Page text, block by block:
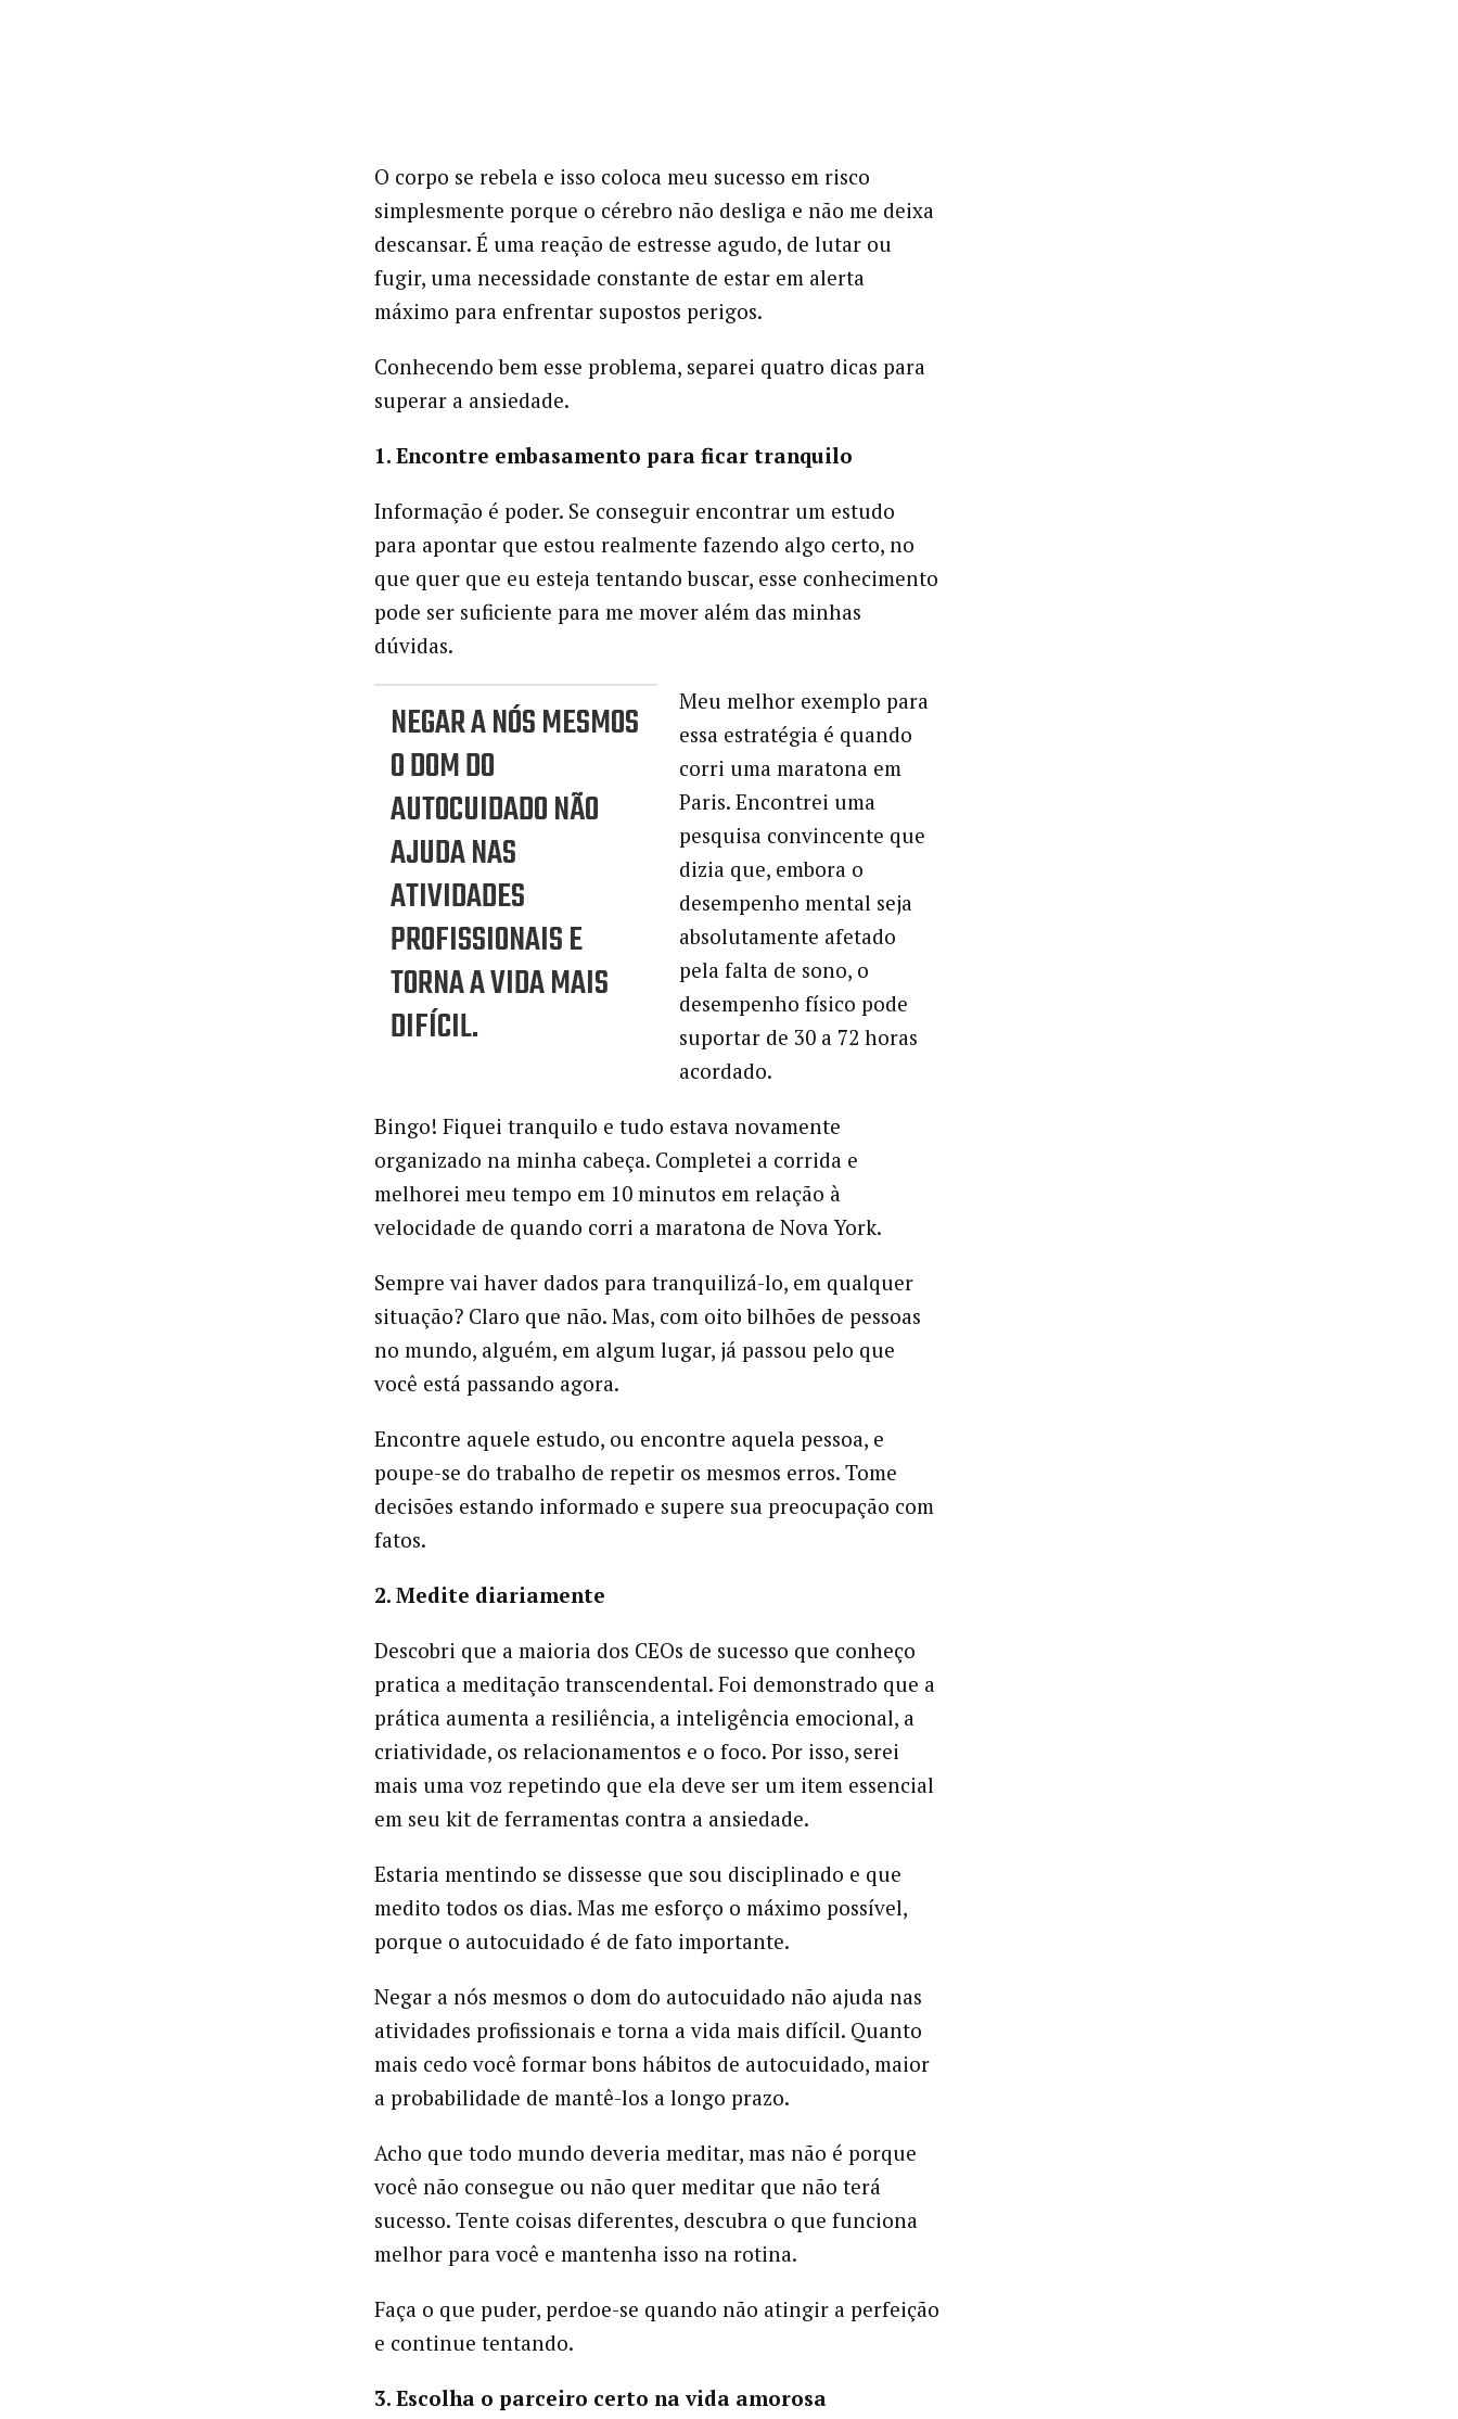
O corpo se rebela e isso coloca meu sucesso em risco
simplesmente porque o cérebro não desliga e não me deixa
descansar. É uma reação de estresse agudo, de lutar ou
fugir, uma necessidade constante de estar em alerta
máximo para enfrentar supostos perigos.
Conhecendo bem esse problema, separei quatro dicas para
superar a ansiedade.
1. Encontre embasamento para ficar tranquilo
Informação é poder. Se conseguir encontrar um estudo
para apontar que estou realmente fazendo algo certo, no
que quer que eu esteja tentando buscar, esse conhecimento
pode ser suficiente para me mover além das minhas
dúvidas.
NEGAR A NÓS MESMOS
O DOM DO
AUTOCUIDADO NÃO
AJUDA NAS
ATIVIDADES
PROFISSIONAIS E
TORNA A VIDA MAIS
DIFÍCIL.
Meu melhor exemplo para
essa estratégia é quando
corri uma maratona em
Paris. Encontrei uma
pesquisa convincente que
dizia que, embora o
desempenho mental seja
absolutamente afetado
pela falta de sono, o
desempenho físico pode
suportar de 30 a 72 horas
acordado.
Bingo! Fiquei tranquilo e tudo estava novamente
organizado na minha cabeça. Completei a corrida e
melhorei meu tempo em 10 minutos em relação à
velocidade de quando corri a maratona de Nova York.
Sempre vai haver dados para tranquilizá-lo, em qualquer
situação? Claro que não. Mas, com oito bilhões de pessoas
no mundo, alguém, em algum lugar, já passou pelo que
você está passando agora.
Encontre aquele estudo, ou encontre aquela pessoa, e
poupe-se do trabalho de repetir os mesmos erros. Tome
decisões estando informado e supere sua preocupação com
fatos.
2. Medite diariamente
Descobri que a maioria dos CEOs de sucesso que conheço
pratica a meditação transcendental. Foi demonstrado que a
prática aumenta a resiliência, a inteligência emocional, a
criatividade, os relacionamentos e o foco. Por isso, serei
mais uma voz repetindo que ela deve ser um item essencial
em seu kit de ferramentas contra a ansiedade.
Estaria mentindo se dissesse que sou disciplinado e que
medito todos os dias. Mas me esforço o máximo possível,
porque o autocuidado é de fato importante.
Negar a nós mesmos o dom do autocuidado não ajuda nas
atividades profissionais e torna a vida mais difícil. Quanto
mais cedo você formar bons hábitos de autocuidado, maior
a probabilidade de mantê-los a longo prazo.
Acho que todo mundo deveria meditar, mas não é porque
você não consegue ou não quer meditar que não terá
sucesso. Tente coisas diferentes, descubra o que funciona
melhor para você e mantenha isso na rotina.
Faça o que puder, perdoe-se quando não atingir a perfeição
e continue tentando.
3. Escolha o parceiro certo na vida amorosa